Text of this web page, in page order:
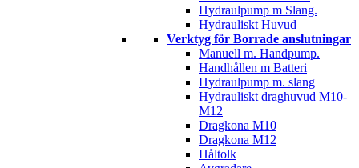
Hydraulpump m Slang.
Hydrauliskt Huvud
Verktyg för Borrade anslutningar
Manuell m. Handpump.
Handhållen m Batteri
Hydraulpump m. slang
Hydrauliskt draghuvud M10-
M12
Dragkona M10
Dragkona M12
Håltolk